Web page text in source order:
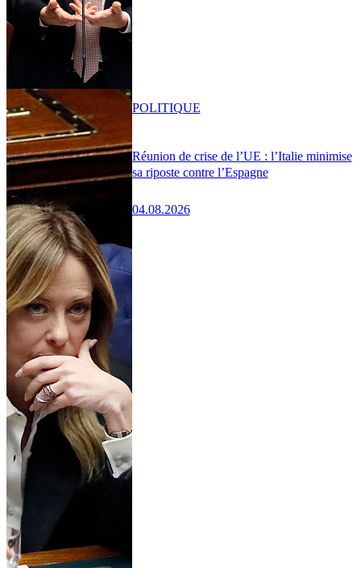
Réunion de crise de l’UE : l’Italie minimise
sa riposte contre l’Espagne
04.08.2026
POLITIQUE